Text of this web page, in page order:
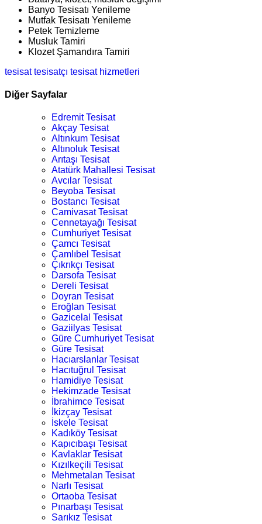
Banyo Tesisatı Yenileme
Mutfak Tesisatı Yenileme
Petek Temizleme
Musluk Tamiri
Klozet Şamandıra Tamiri
tesisattesisatçı tesisat hizmetleri
Diğer Sayfalar
Edremit Tesisat
Akçay Tesisat
Altınkum Tesisat
Altınoluk Tesisat
Arıtaşı Tesisat
Atatürk Mahallesi Tesisat
Avcılar Tesisat
Beyoba Tesisat
Bostancı Tesisat
Camivasat Tesisat
Cennetayağı Tesisat
Cumhuriyet Tesisat
Çamcı Tesisat
Çamlıbel Tesisat
Çıkrıkçı Tesisat
Darsofa Tesisat
Dereli Tesisat
Doyran Tesisat
Eroğlan Tesisat
Gazicelal Tesisat
Gaziilyas Tesisat
Güre Cumhuriyet Tesisat
Güre Tesisat
Hacıarslanlar Tesisat
Hacıtuğrul Tesisat
Hamidiye Tesisat
Hekimzade Tesisat
İbrahimce Tesisat
İkizçay Tesisat
İskele Tesisat
Kadıköy Tesisat
Kapıcıbaşı Tesisat
Kavlaklar Tesisat
Kızılkeçili Tesisat
Mehmetalan Tesisat
Narlı Tesisat
Ortaoba Tesisat
Pınarbaşı Tesisat
Sarıkız Tesisat